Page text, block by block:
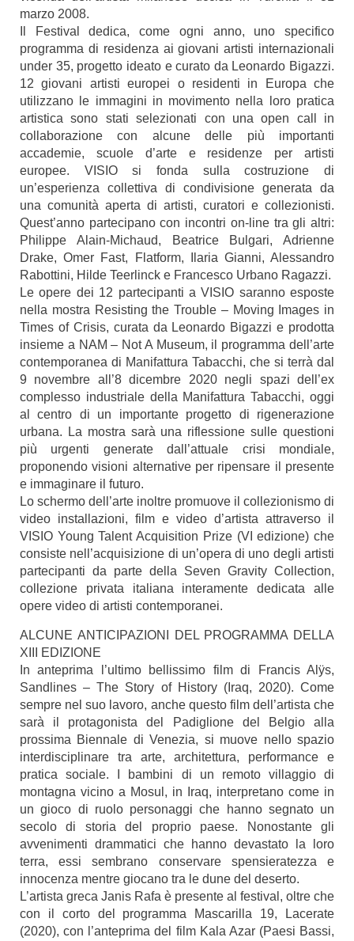
marzo 2008.
Il Festival dedica, come ogni anno, uno specifico
programma di residenza ai giovani artisti internazionali
under 35, progetto ideato e curato da Leonardo Bigazzi.
12 giovani artisti europei o residenti in Europa che
utilizzano le immagini in movimento nella loro pratica
artistica sono stati selezionati con una open call in
collaborazione con alcune delle più importanti
accademie, scuole d’arte e residenze per artisti
europee. VISIO si fonda sulla costruzione di
un’esperienza collettiva di condivisione generata da
una comunità aperta di artisti, curatori e collezionisti.
Quest’anno partecipano con incontri on-line tra gli altri:
Philippe Alain-Michaud, Beatrice Bulgari, Adrienne
Drake, Omer Fast, Flatform, Ilaria Gianni, Alessandro
Rabottini, Hilde Teerlinck e Francesco Urbano Ragazzi.
Le opere dei 12 partecipanti a VISIO saranno esposte
nella mostra Resisting the Trouble – Moving Images in
Times of Crisis, curata da Leonardo Bigazzi e prodotta
insieme a NAM – Not A Museum, il programma dell’arte
contemporanea di Manifattura Tabacchi, che si terrà dal
9 novembre all’8 dicembre 2020 negli spazi dell’ex
complesso industriale della Manifattura Tabacchi, oggi
al centro di un importante progetto di rigenerazione
urbana. La mostra sarà una riflessione sulle questioni
più urgenti generate dall’attuale crisi mondiale,
proponendo visioni alternative per ripensare il presente
e immaginare il futuro.
Lo schermo dell’arte inoltre promuove il collezionismo di
video installazioni, film e video d’artista attraverso il
VISIO Young Talent Acquisition Prize (VI edizione) che
consiste nell’acquisizione di un’opera di uno degli artisti
partecipanti da parte della Seven Gravity Collection,
collezione privata italiana interamente dedicata alle
opere video di artisti contemporanei.
ALCUNE ANTICIPAZIONI DEL PROGRAMMA DELLA
XIII EDIZIONE
In anteprima l’ultimo bellissimo film di Francis Alÿs,
Sandlines – The Story of History (Iraq, 2020). Come
sempre nel suo lavoro, anche questo film dell’artista che
sarà il protagonista del Padiglione del Belgio alla
prossima Biennale di Venezia, si muove nello spazio
interdisciplinare tra arte, architettura, performance e
pratica sociale. I bambini di un remoto villaggio di
montagna vicino a Mosul, in Iraq, interpretano come in
un gioco di ruolo personaggi che hanno segnato un
secolo di storia del proprio paese. Nonostante gli
avvenimenti drammatici che hanno devastato la loro
terra, essi sembrano conservare spensieratezza e
innocenza mentre giocano tra le dune del deserto.
L’artista greca Janis Rafa è presente al festival, oltre che
con il corto del programma Mascarilla 19, Lacerate
(2020), con l’anteprima del film Kala Azar (Paesi Bassi,